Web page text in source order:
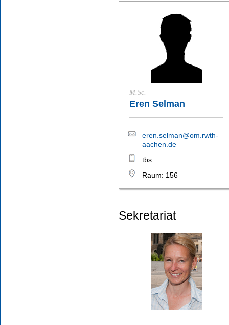
M.Sc.
Eren Selman
eren.selman@om.rwth-
aachen.de
tbs
Raum: 156
Sekretariat